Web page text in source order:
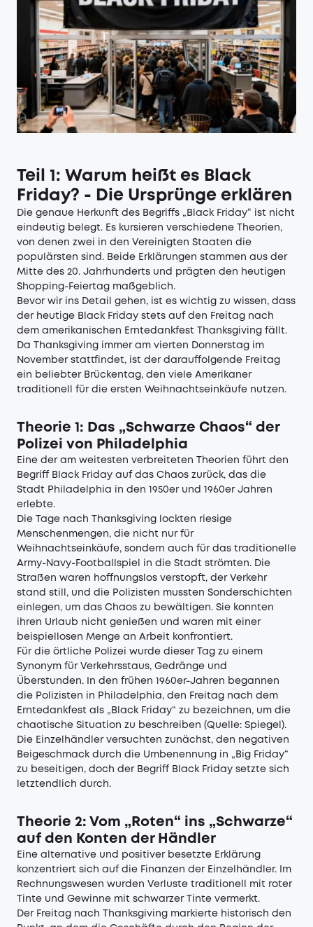
Teil 1: Warum heißt es Black
Friday? - Die Ursprünge erklären
Die genaue Herkunft des Begriffs „Black Friday“ ist nicht
eindeutig belegt. Es kursieren verschiedene Theorien,
von denen zwei in den Vereinigten Staaten die
populärsten sind. Beide Erklärungen stammen aus der
Mitte des 20. Jahrhunderts und prägten den heutigen
Shopping-Feiertag maßgeblich.
Bevor wir ins Detail gehen, ist es wichtig zu wissen, dass
der heutige Black Friday stets auf den Freitag nach
dem amerikanischen Erntedankfest Thanksgiving fällt.
Da Thanksgiving immer am vierten Donnerstag im
November stattfindet, ist der darauffolgende Freitag
ein beliebter Brückentag, den viele Amerikaner
traditionell für die ersten Weihnachtseinkäufe nutzen.
Theorie 1: Das „Schwarze Chaos“ der
Polizei von Philadelphia
Eine der am weitesten verbreiteten Theorien führt den
Begriff Black Friday auf das Chaos zurück, das die
Stadt Philadelphia in den 1950er und 1960er Jahren
erlebte.
Die Tage nach Thanksgiving lockten riesige
Menschenmengen, die nicht nur für
Weihnachtseinkäufe, sondern auch für das traditionelle
Army-Navy-Footballspiel in die Stadt strömten. Die
Straßen waren hoffnungslos verstopft, der Verkehr
stand still, und die Polizisten mussten Sonderschichten
einlegen, um das Chaos zu bewältigen. Sie konnten
ihren Urlaub nicht genießen und waren mit einer
beispiellosen Menge an Arbeit konfrontiert.
Für die örtliche Polizei wurde dieser Tag zu einem
Synonym für Verkehrsstaus, Gedränge und
Überstunden. In den frühen 1960er-Jahren begannen
die Polizisten in Philadelphia, den Freitag nach dem
Erntedankfest als „Black Friday“ zu bezeichnen, um die
chaotische Situation zu beschreiben (Quelle: Spiegel ).
Die Einzelhändler versuchten zunächst, den negativen
Beigeschmack durch die Umbenennung in „Big Friday“
zu beseitigen, doch der Begriff Black Friday setzte sich
letztendlich durch.
Theorie 2: Vom „Roten“ ins „Schwarze“
auf den Konten der Händler
Eine alternative und positiver besetzte Erklärung
konzentriert sich auf die Finanzen der Einzelhändler. Im
Rechnungswesen wurden Verluste traditionell mit roter
Tinte und Gewinne mit schwarzer Tinte vermerkt.
Der Freitag nach Thanksgiving markierte historisch den